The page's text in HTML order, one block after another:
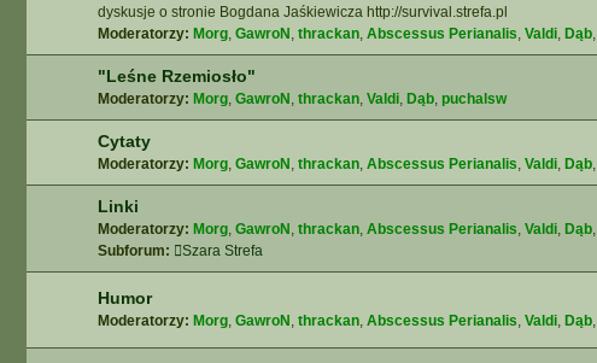
dyskusje o stronie Bogdana Jaśkiewicza http://survival.strefa.pl
Moderatorzy: Morg, GawroN , thrackan, Abscessus Perianalis, Valdi, Dąb,
"Leśne Rzemiosło"
Moderatorzy: Morg, GawroN , thrackan, Valdi, Dąb, puchalsw
Cytaty
Moderatorzy: Morg, GawroN , thrackan, Abscessus Perianalis, Valdi, Dąb,
Linki
Moderatorzy: Morg, GawroN , thrackan, Abscessus Perianalis, Valdi, Dąb,
Subforum:
Szara Strefa
Humor
Moderatorzy: Morg, GawroN , thrackan, Abscessus Perianalis, Valdi, Dąb,